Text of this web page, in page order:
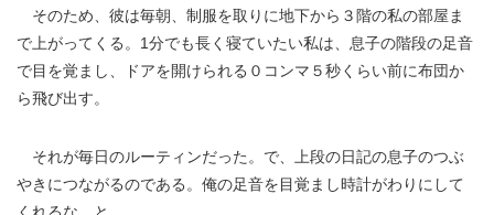
そのため、彼は毎朝、制服を取りに地下から３階の私の部屋ま
で上がってくる。1分でも長く寝ていたい私は、息子の階段の足音
で目を覚まし、ドアを開けられる０コンマ５秒くらい前に布団か
ら飛び出す。
それが毎日のルーティンだった。で、上段の日記の息子のつぶ
やきにつながるのである。俺の足音を目覚まし時計がわりにして